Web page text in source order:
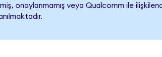
onaylanmamış veya Qualcomm ile